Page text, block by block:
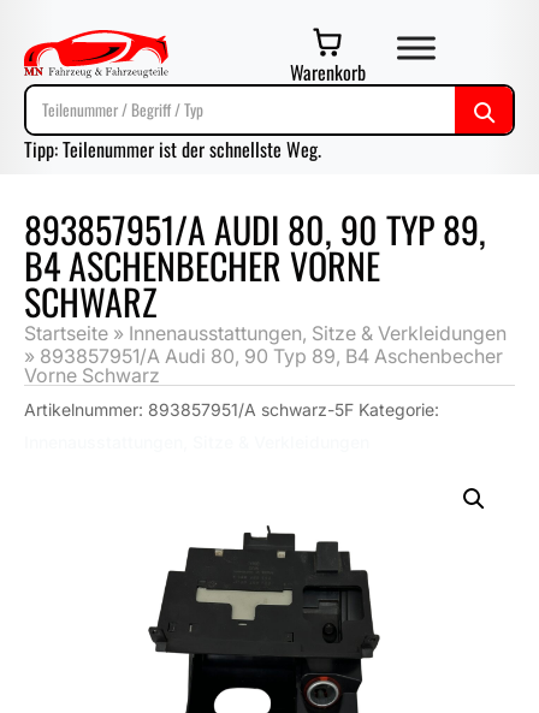
Warenkorb
Tipp: Teilenummer ist der schnellste Weg.
893857951/A AUDI 80, 90 TYP 89,
B4 ASCHENBECHER VORNE
SCHWARZ
Startseite » Innenausstattungen, Sitze & Verkleidungen
» 893857951/A Audi 80, 90 Typ 89, B4 Aschenbecher
Vorne Schwarz
Artikelnummer: 893857951/A schwarz-5F Kategorie: